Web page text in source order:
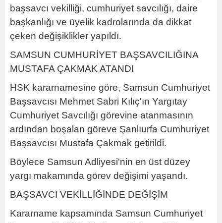
başsavcı vekilliği, cumhuriyet savcılığı, daire
başkanlığı ve üyelik kadrolarında da dikkat
çeken değişiklikler yapıldı.
SAMSUN CUMHURİYET BAŞSAVCILIĞINA
MUSTAFA ÇAKMAK ATANDI
HSK kararnamesine göre, Samsun Cumhuriyet
Başsavcısı Mehmet Sabri Kılıç'ın Yargıtay
Cumhuriyet Savcılığı görevine atanmasının
ardından boşalan göreve Şanlıurfa Cumhuriyet
Başsavcısı Mustafa Çakmak getirildi.
Böylece Samsun Adliyesi'nin en üst düzey
yargı makamında görev değişimi yaşandı.
BAŞSAVCI VEKİLLİĞİNDE DEĞİŞİM
Kararname kapsamında Samsun Cumhuriyet